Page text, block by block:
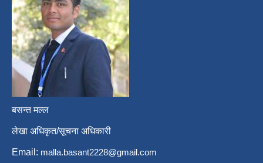
बसन्त मल्ल
लेखा अधिकृत/सूचना अधिकारी
Email: malla.basant2228@gmail.com